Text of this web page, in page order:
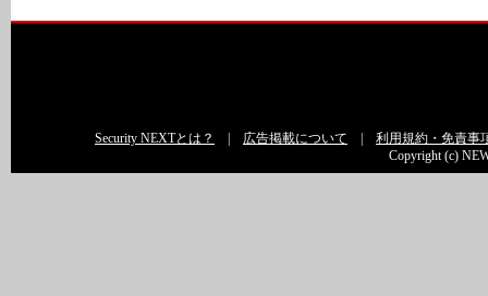
Security NEXTとは？ 広告掲載について
利用規約・免責事
Copyright (c)